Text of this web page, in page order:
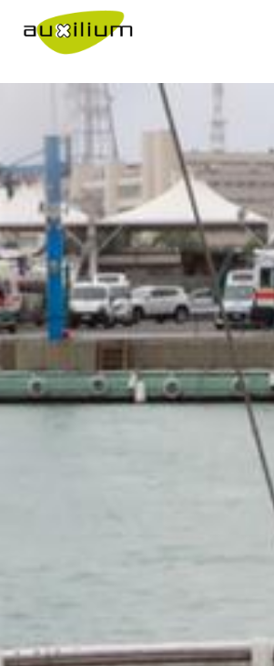
Home
Chi siamo
Di cosa ci occupiamo
">
Come Lavoriamo
">
Media